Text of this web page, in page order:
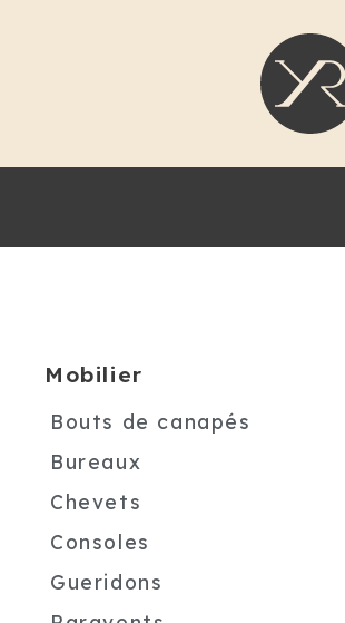
Mobilier
Bouts de canapés
Bureaux
Chevets
Consoles
Gueridons